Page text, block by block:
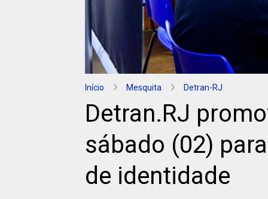
Início Mesquita Detran-RJ
Detran.RJ
sábado (02)
de identidade